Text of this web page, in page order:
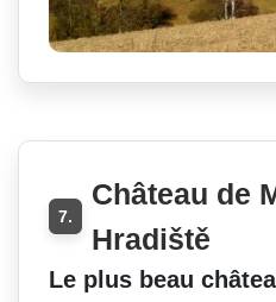
7.
Château de
Hradiště
Le plus beau